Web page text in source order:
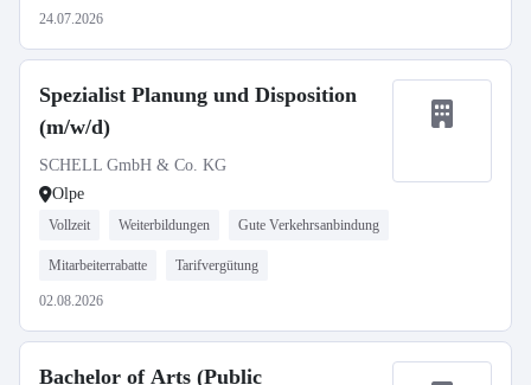
24.07.2026
Spezialist Planung und Disposition
(m/w/d)
SCHELL GmbH & Co. KG
Olpe
Vollzeit Weiterbildungen Gute Verkehrsanbindung
Mitarbeiterrabatte Tarifvergütung
02.08.2026
Bachelor of Arts (Public